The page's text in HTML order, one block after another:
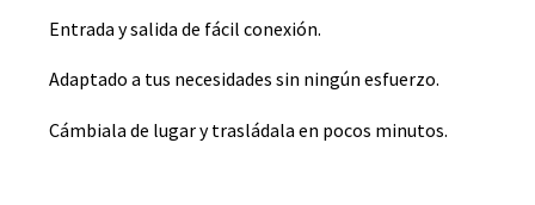
Entrada y salida de fácil conexión.
Adaptado a tus necesidades sin ningún esfuerzo.
Cámbiala de lugar y trasládala en pocos minutos.